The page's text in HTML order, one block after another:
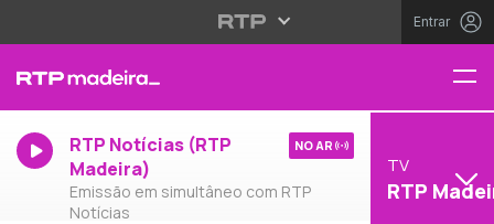
Entrar
RTP Notícias (RTP
Madeira)
Emissão em simultâneo com RTP
Notícias
NO AR
TV
RTP